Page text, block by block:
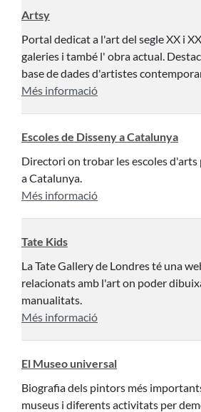
Artsy
Portal dedicat a l'art del segle XX i
galeries i també l' obra actual.
base de dades d'artistes
Més informació
Escoles de Disseny a Catalunya
Directori on trobar les escoles d'arts
a Catalunya.
Més informació
Tate Kids
La Tate Gallery de Londres té una
relacionats amb l'art on poder
manualitats.
Més informació
El Museo universal
Biografia dels pintors més
museus i diferents activitats per